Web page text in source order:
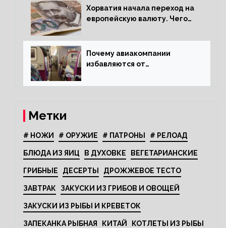
Хорватия начала переход на
европейскую валюту. Чего
Почему авиакомпании
избавляются от
Метки
# НОЖИ # ОРУЖИЕ # ПАТРОНЫ # РЕЛОАД
БЛЮДА ИЗ ЯИЦ В ДУХОВКЕ ВЕГЕТАРИАНСКИЕ
ГРИБНЫЕ ДЕСЕРТЫ ДРОЖЖЕВОЕ ТЕСТО
ЗАВТРАК ЗАКУСКИ ИЗ ГРИБОВ И ОВОЩЕЙ
ЗАКУСКИ ИЗ РЫБЫ И КРЕВЕТОК
ЗАПЕКАНКА РЫБНАЯ КИТАЙ КОТЛЕТЫ ИЗ РЫБЫ